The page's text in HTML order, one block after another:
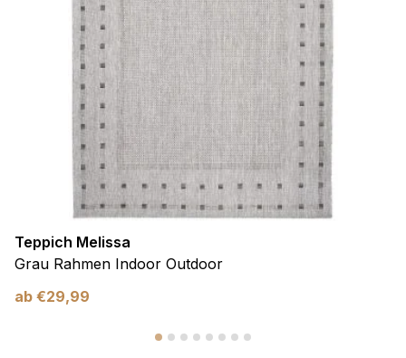
Teppich Melissa
Grau Rahmen Indoor Outdoor
ab €29,99